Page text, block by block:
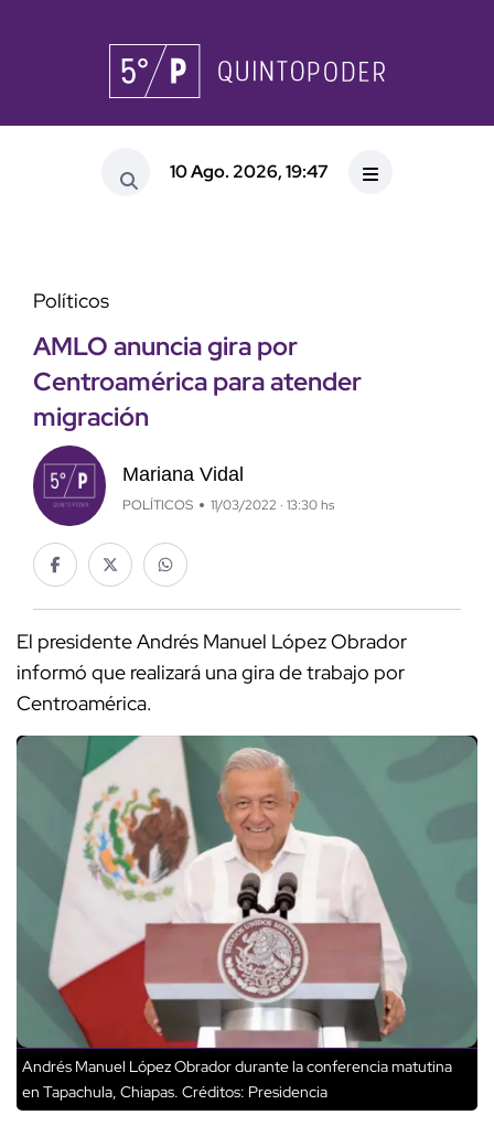
10 Ago. 2026, 19:47
Políticos
AMLO anuncia gira por
Centroamérica para atender
migración
Mariana Vidal
POLÍTICOS 11/03/2022 · 13:30 hs
El presidente Andrés Manuel López Obrador
informó que realizará una gira de trabajo por
Centroamérica.
Andrés Manuel López Obrador durante la conferencia matutina
en Tapachula, Chiapas. Créditos: Presidencia